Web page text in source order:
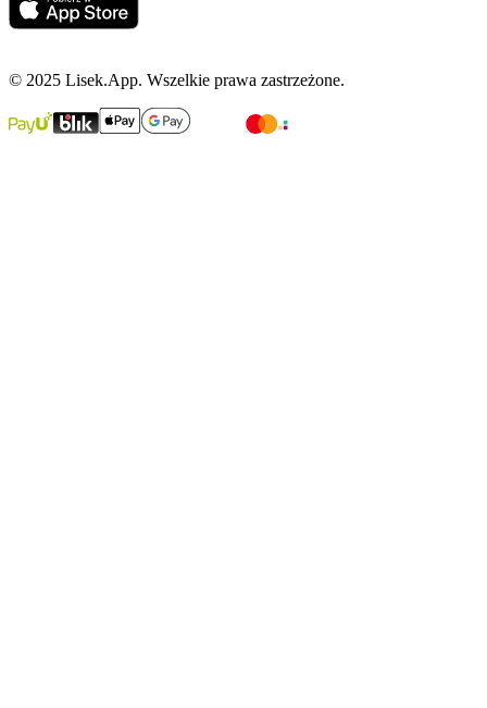
© 2025 Lisek.App. Wszelkie prawa zastrzeżone.